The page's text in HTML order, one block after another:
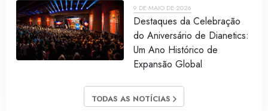
9 DE MAIO DE 2026
Destaques da Celebração
do Aniversário de Dianetics:
Um Ano Histórico de
Expansão Global
TODAS AS NOTÍCIAS